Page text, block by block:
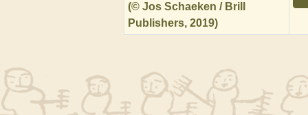
(© Jos Schaeken / Brill
Publishers, 2019)